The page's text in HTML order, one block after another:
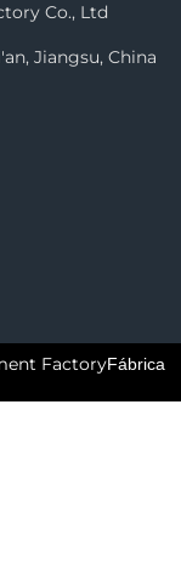
Co., Ltd
Jiangsu, China
FactoryFábrica